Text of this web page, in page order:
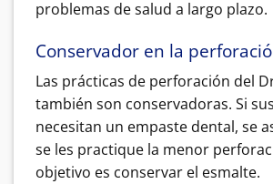
problemas de salud a largo plazo.
Conservador en la
Las prácticas de perforación del
también son conservadoras. Si
necesitan un empaste dental, se
se les practique la menor
objetivo es conservar el esmalte.